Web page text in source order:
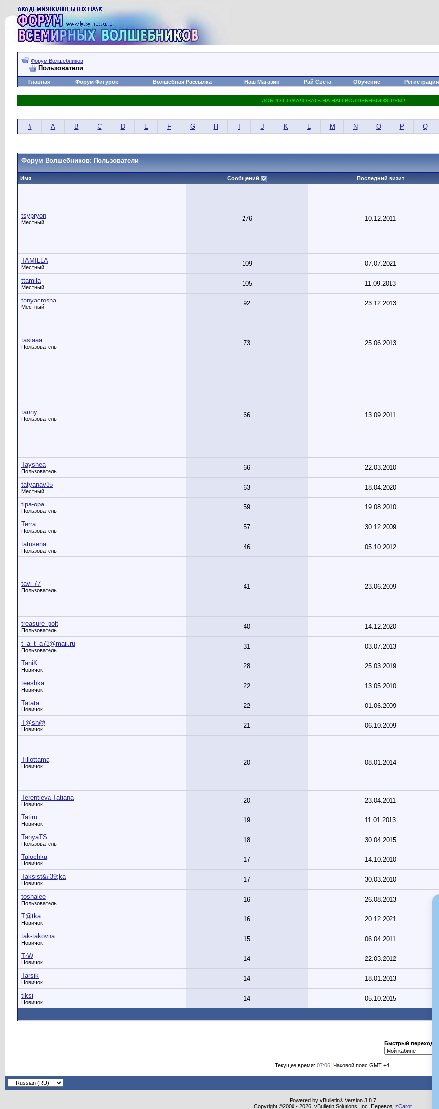
Форум Волшебников
Пользователи
Главная
Форум Фигурок Волшебная Рассылка Наш Магазин Рай Света Обучение Регистрация
# A B C D E F G H J K L M N O P Q
Форум Волшебников: Пользователи
Имя Сообщений Последний визит
tsypryon
Местный 276 10.12.2011
TAMILLA
Местный 109 07.07.2021
ttamila
Местный 105 11.09.2013
tanyacrosha
Местный 92 23.12.2013
tasiaaa
Пользователь 73 25.06.2013
tanny
Пользователь 66 13.09.2011
Tayshea
Пользователь 66 22.03.2010
tatyanav35
Местный 63 18.04.2020
tipa-opa
Пользователь 59 19.08.2010
Terra
Пользователь 57 30.12.2009
tatusena
Пользователь 46 05.10.2012
tavi-77
Пользователь 41 23.06.2009
treasure_polt
Пользователь 40 14.12.2020
t_a_t_a73@mail.ru
Пользователь 31 03.07.2013
TaniK
Новичок 28 25.03.2019
teeshka
Новичок 22 13.05.2010
Tatata
Новичок 22 01.06.2009
T@sh@
Новичок 21 06.10.2009
Tillottama
Новичок 20 08.01.2014
Terentieva Tatiana
Новичок 20 23.04.2011
Tatiru
Новичок 19 11.01.2013
TanyaTS
Пользователь 18 30.04.2015
Talochka
Новичок 17 14.10.2010
Taksist&#39;ka
Новичок 17 30.03.2010
toshalee
Пользователь 16 26.08.2013
T@tka
Новичок 16 20.12.2021
tak-takovna
Новичок 15 06.04.2011
TrW
Новичок 14 22.03.2012
Tarsik
Новичок 14 18.01.2013
tiksi
Новичок 14 05.10.2015
Быстрый переход
Текущее время: 07:06 . Часовой пояс GMT +4.
Powered by vBulletin® Version 3.8.7
Copyright ©2000 - 2026, vBulletin Solutions, Inc. Перевод: zCarot